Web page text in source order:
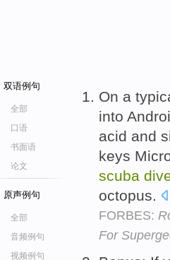
双语例句
全部
口语
书面语
论文
原声例句
全部
音频例句
视频例句
On a
into
acid and
keys
scuba
octopus.
FORBES:
For